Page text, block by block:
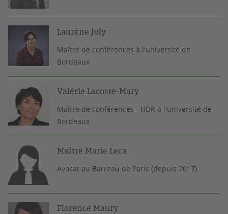
Laurène Joly
Maître de conférences à l'université de
Bordeaux
Valérie Lacoste-Mary
Maître de conférences - HDR à l'université de
Bordeaux
Maître Marie Leca
Avocat au Barreau de Paris (depuis 2017)
Florence Maury